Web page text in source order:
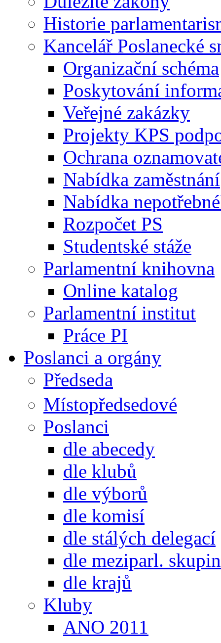
Historie
Kancelář Poslanecké
Organizační schéma
Poskytování
Veřejné zakázky
Projekty KPS
Ochrana
Nabídka zaměstnání
Nabídka
Rozpočet PS
Studentské stáže
Parlamentní knihovna
Online katalog
Parlamentní institut
Práce PI
Poslanci a orgány
Předseda
Místopředsedové
Poslanci
dle abecedy
dle klubů
dle výborů
dle komisí
dle stálých delegací
dle meziparl. skupin
dle krajů
Kluby
ANO 2011